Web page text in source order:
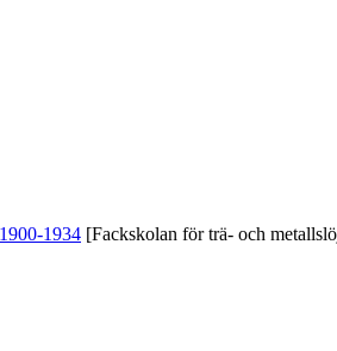
1900-1934 [Fackskolan för trä- och